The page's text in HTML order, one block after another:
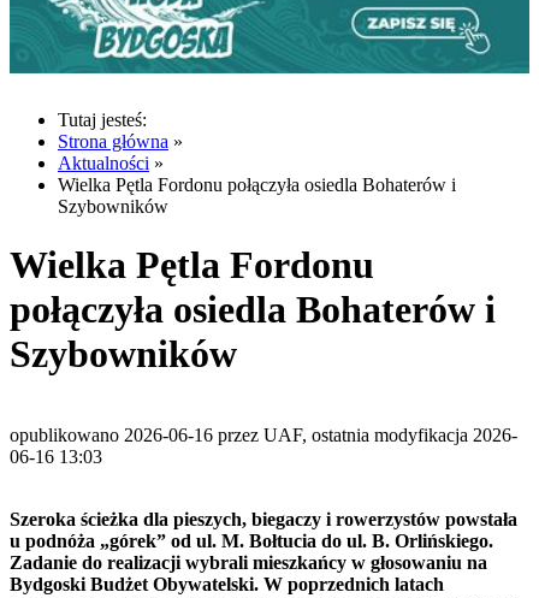
Tutaj jesteś:
Strona główna »
Aktualności »
Wielka Pętla Fordonu połączyła osiedla Bohaterów i
Szybowników
Wielka Pętla Fordonu
połączyła osiedla Bohaterów i
Szybowników
opublikowano 2026-06-16 przez UAF, ostatnia modyfikacja 2026-
06-16 13:03
Szeroka ścieżka dla pieszych, biegaczy i rowerzystów powstała
u podnóża „górek” od ul. M. Bołtucia do ul. B. Orlińskiego.
Zadanie do realizacji wybrali mieszkańcy w głosowaniu na
Bydgoski Budżet Obywatelski. W poprzednich latach